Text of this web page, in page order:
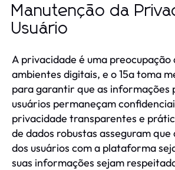
Manutenção da
Usuário
A privacidade é uma preocupação
ambientes digitais, e o 15a toma
para garantir que as informações
usuários permaneçam
privacidade transparentes e
de dados robustas asseguram que
dos usuários com a plataforma
suas informações sejam